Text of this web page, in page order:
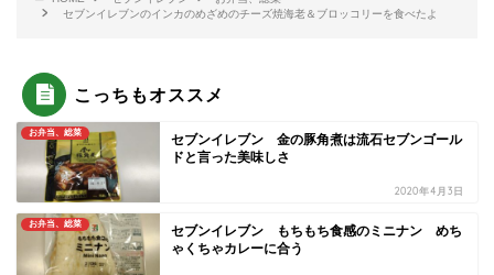
セブンイレブンのインカのめざめのチーズ焼海老＆ブロッコリーを食べたよ
こっちもオススメ
お弁当、総菜
セブンイレブン 金の豚角煮は流石セブンゴール
ドと言った美味しさ
2020年4月3日
お弁当、総菜
セブンイレブン もちもち食感のミニナン めち
ゃくちゃカレーに合う